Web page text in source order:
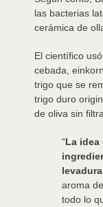
las bacterias
cerámica de
El científico
cebada,
trigo que se
trigo duro
de oliva sin
“La idea
aroma
todo lo